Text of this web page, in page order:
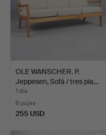
OLE WANSCHER. P.
Jeppesen, Sofá / tres pla…
1 día
6 pujas
255 USD